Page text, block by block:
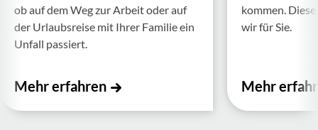
ob auf dem Weg zur Arbeit oder auf
der Urlaubs­reise mit Ihrer Familie ein
Unfall passiert.
Mehr erfahren
kommen.
wir für Sie.
Mehr